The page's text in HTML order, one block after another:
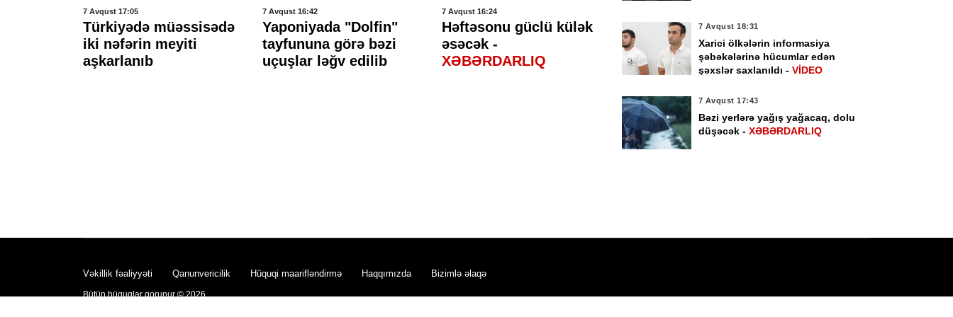
7 Avqust 17:05
Türkiyədə müəssisədə
iki nəfərin meyiti
aşkarlanıb
7 Avqust 16:42
Yaponiyada "Dolfin"
tayfununa görə bəzi
uçuşlar ləğv edilib
7 Avqust 16:24
Həftəsonu güclü külək
əsəcək -
XƏBƏRDARLIQ
Hörmüz boğazından
keçən ticarət
gəmilərinin sayı azalıb
Nazirliyi tenderinin
qalibini açıqladı
7 Avqust 18:31
Xarici ölkələrin informasiya
şəbəkələrinə hücumlar edən
şəxslər saxlanıldı - VİDEO
7 Avqust 17:43
Bəzi yerlərə yağış yağacaq, dolu
düşəcək - XƏBƏRDARLIQ
Vəkillik fəaliyyəti Qanunvericilik Hüquqi maarifləndirmə Haqqımızda Bizimlə əlaqə
Bütün hüquqlar qorunur © 2026